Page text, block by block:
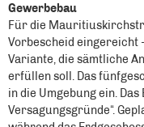
Gewerbebau
Für die
Vorbescheid eingereicht
Variante, die sämtliche
erfüllen soll. Das
in die Umgebung ein.
Versagungsgründe“.